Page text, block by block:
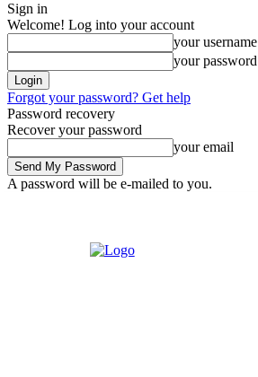
Sign in
Welcome! Log into your account
your username
your password
Forgot your password? Get help
Password recovery
Recover your password
your email
A password will be e-mailed to you.